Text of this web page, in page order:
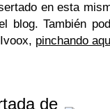
en esta
blog. También
pinchando
de